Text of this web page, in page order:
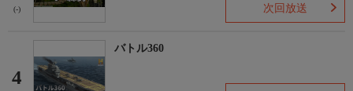
(-) 次回放送
4
バトル360